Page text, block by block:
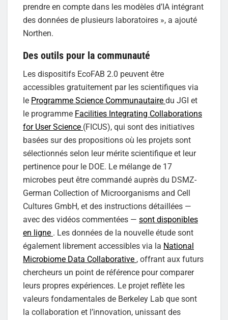
prendre en compte dans les modèles d’IA intégrant
des données de plusieurs laboratoires », a ajouté
Northen.
Des outils pour la communauté
Les dispositifs EcoFAB 2.0 peuvent être
accessibles gratuitement par les scientifiques via
le Programme Science Communautaire du JGI et
le programme Facilities Integrating Collaborations
for User Science (FICUS), qui sont des initiatives
basées sur des propositions où les projets sont
sélectionnés selon leur mérite scientifique et leur
pertinence pour le DOE. Le mélange de 17
microbes peut être commandé auprès du DSMZ-
German Collection of Microorganisms and Cell
Cultures GmbH, et des instructions détaillées —
avec des vidéos commentées — sont disponibles
en ligne . Les données de la nouvelle étude sont
également librement accessibles via la National
Microbiome Data Collaborative , offrant aux futurs
chercheurs un point de référence pour comparer
leurs propres expériences. Le projet reflète les
valeurs fondamentales de Berkeley Lab que sont
la collaboration et l’innovation, unissant des